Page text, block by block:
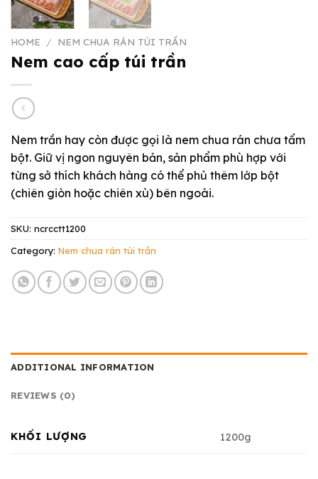
HOME / NEM CHUA RÁN TÚI TRẦN
Nem cao cấp túi trần
Nem trần hay còn được gọi là nem chua rán chưa tẩm
bột. Giữ vị ngon nguyên bản, sản phẩm phù hợp với
từng sở thích khách hàng có thể phủ thêm lớp bột
(chiên giòn hoặc chiên xù) bên ngoài.
SKU: ncrcctt1200
Category: Nem chua rán túi trần
ADDITIONAL INFORMATION
REVIEWS (0)
KHỐI LƯỢNG 1200g